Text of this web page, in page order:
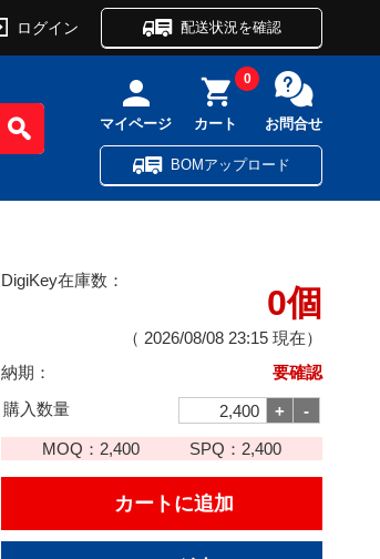
ログイン 配送状況を確認
マイページ カート
0
お問合せ
BOMアップロード
DigiKey在庫数：
0個
（ 2026/08/08 23:15 現在）
納期：
要確認
購入数量
MOQ： 2,400 SPQ： 2,400